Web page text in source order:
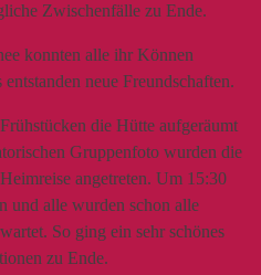
Zwischenfälle zu Ende.
konnten alle ihr Können
neue Freundschaften.
die Hütte aufgeräumt
Gruppenfoto wurden die
angetreten. Um 15:30
und alle wurden schon alle
So ging ein sehr schönes
zu Ende.